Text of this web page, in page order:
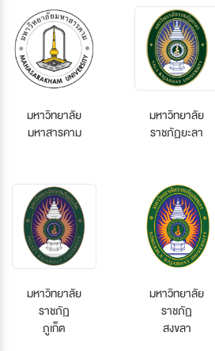
มหาวิทยาลัย
มหาสารคาม
มหาวิทยาลัย
ราชภัฏยะลา
มหาวิทยาลัย
ราชภัฏ
ภูเก็ต
มหาวิทยาลัย
ราชภัฏ
สงขลา